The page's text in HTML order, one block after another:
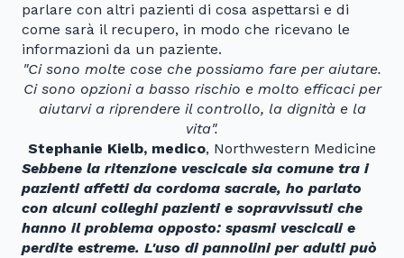
parlare con altri pazienti di cosa aspettarsi e di
come sarà il recupero, in modo che ricevano le
informazioni da un paziente.
"Ci sono molte cose che possiamo fare per aiutare.
Ci sono opzioni a basso rischio e molto efficaci per
aiutarvi a riprendere il controllo, la dignità e la
vita".
Stephanie Kielb, medico, Northwestern Medicine
Sebbene la ritenzione vescicale sia comune tra i
pazienti affetti da cordoma sacrale, ho parlato
con alcuni colleghi pazienti e sopravvissuti che
hanno il problema opposto: spasmi vescicali e
perdite estreme. L'uso di pannolini per adulti può